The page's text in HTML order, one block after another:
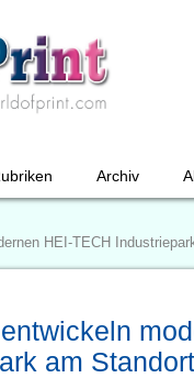
Archiv
HEI-TECH
am Standort